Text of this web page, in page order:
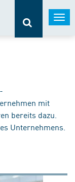
mit
bereits dazu.
Unternehmens.